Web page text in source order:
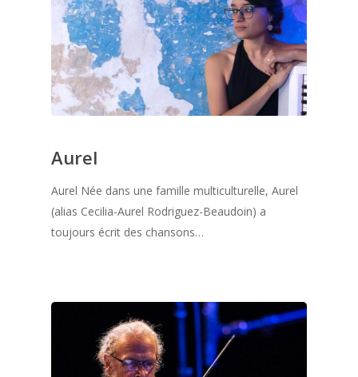
Aurel
Aurel Née dans une famille multiculturelle, Aurel
(alias Cecilia-Aurel Rodriguez-Beaudoin) a
toujours écrit des chansons…